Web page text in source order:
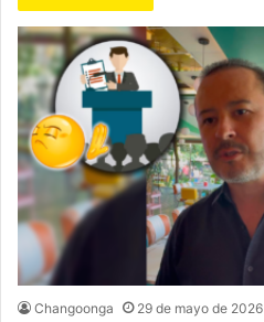
Changoonga 29 de mayo de 2026